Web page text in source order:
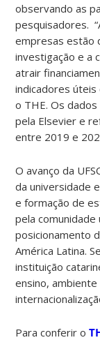
observando as
pesquisadores.
empresas estão
investigação e a
atrair
indicadores úteis
o THE. Os
pela Elsevier e
entre 2019 e
O avanço da
da universidade
e formação de
pela
posicionamento
América Latina.
instituição
ensino,
Para conferir o